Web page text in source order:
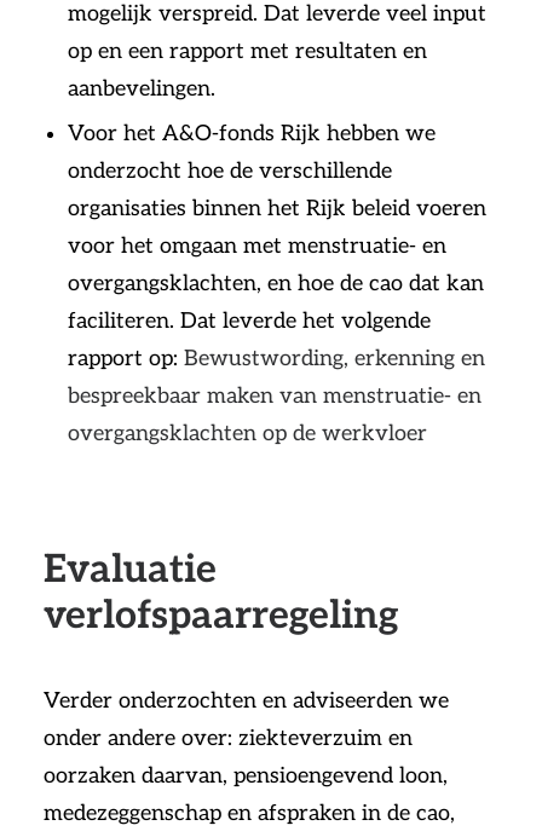
mogelijk verspreid. Dat leverde veel input
op en een rapport met resultaten en
aanbevelingen.
Voor het A&O-fonds Rijk hebben we
onderzocht hoe de verschillende
organisaties binnen het Rijk beleid voeren
voor het omgaan met menstruatie- en
overgangsklachten, en hoe de cao dat kan
faciliteren. Dat leverde het volgende
rapport op: Bewustwording, erkenning en
bespreekbaar maken van menstruatie- en
overgangsklachten op de werkvloer
Evaluatie
verlofspaarregeling
Verder onderzochten en adviseerden we
onder andere over: ziekteverzuim en
oorzaken daarvan, pensioengevend loon,
medezeggenschap en afspraken in de cao,